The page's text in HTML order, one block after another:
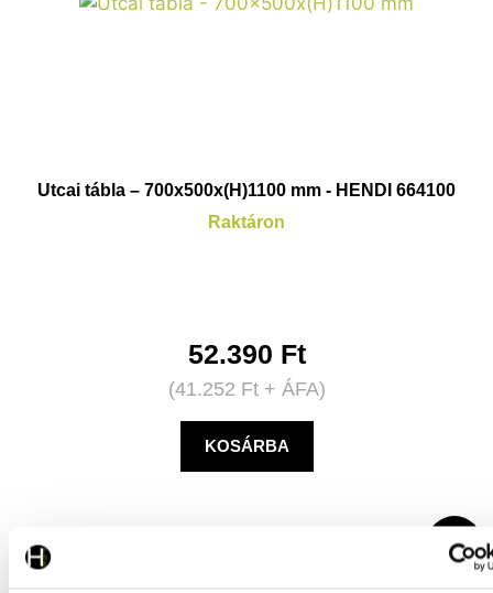
Utcai tábla – 700x500x(H)1100 mm - HENDI 664100
Raktáron
52.390 Ft
(41.252 Ft+ ÁFA)
KOSÁRBA
AKCIÓ!